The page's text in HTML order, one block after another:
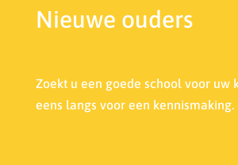
Nieuwe ouders
Zoekt u een goede school voor uw
eens langs voor een kennismaking.